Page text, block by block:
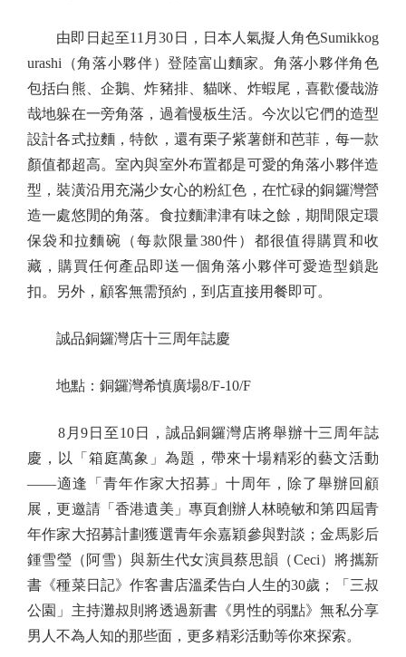
由即日起至11月30日，日本人氣擬人角色Sumikkog
urashi（角落小夥伴）登陸富山麵家。角落小夥伴角色
包括白熊、企鵝、炸豬排、貓咪、炸蝦尾，喜歡優哉游
哉地躲在一旁角落，過着慢板生活。今次以它們的造型
設計各式拉麵，特飲，還有栗子紫薯餅和芭菲，每一款
顏值都超高。室內與室外布置都是可愛的角落小夥伴造
型，裝潢沿用充滿少女心的粉紅色，在忙碌的銅鑼灣營
造一處悠閒的角落。食拉麵津津有味之餘，期間限定環
保袋和拉麵碗（每款限量380件）都很值得購買和收
藏，購買任何產品即送一個角落小夥伴可愛造型鎖匙
扣。另外，顧客無需預約，到店直接用餐即可。
誠品銅鑼灣店十三周年誌慶
地點：銅鑼灣希慎廣場8/F-10/F
8月9日至10日，誠品銅鑼灣店將舉辦十三周年誌
慶，以「箱庭萬象」為題，帶來十場精彩的藝文活動
——適逢「青年作家大招募」十周年，除了舉辦回顧
展，更邀請「香港遺美」專頁創辦人林曉敏和第四屆青
年作家大招募計劃獲選青年余嘉穎參與對談；金馬影后
鍾雪瑩（阿雪）與新生代女演員蔡思韻（Ceci）將攜新
書《種菜日記》作客書店溫柔告白人生的30歲；「三叔
公園」主持灘叔則將透過新書《男性的弱點》無私分享
男人不為人知的那些面，更多精彩活動等你來探索。